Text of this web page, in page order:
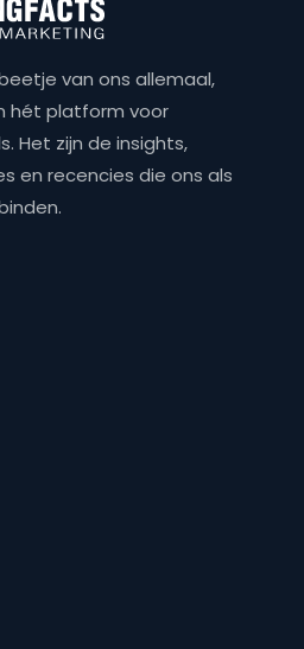
van ons allemaal,
hét platform voor
Het zijn de insights,
en recencies die ons als